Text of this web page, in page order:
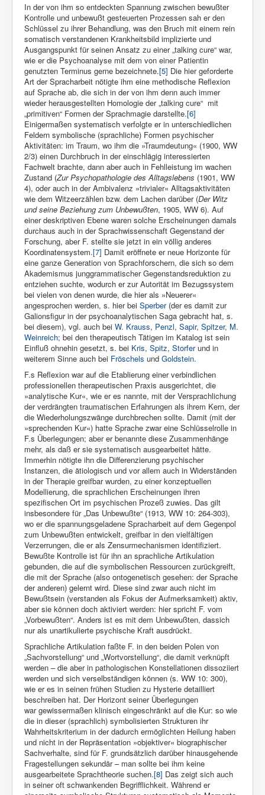
In der von ihm so entdeckten Spannung zwischen bewußter
Kontrolle und unbewußt gesteuerten Prozessen sah er den
Schlüssel zu ihrer Behandlung, was den Bruch mit einem rein
somatisch verstandenen Krankheitsbild implizierte und
Ausgangspunkt für seinen Ansatz zu einer „talking cure“ war,
wie er die Psychoanalyse mit dem von einer Patientin
genutzten Terminus gerne bezeichnete.[5] Die hier geforderte
Art der Spracharbeit nötigte ihm eine methodische Reflexion
auf Sprache ab, die sich in der von ihm denn auch immer
wieder herausgestellten Homologie der „talking cure“ mit
„primitiven“ Formen der Sprachmagie darstellte.[6]
Einigermaßen systematisch verfolgte er in unterschiedlichen
Feldern symbolische (sprachliche) Formen psychischer
Aktivitäten: im Traum, wo ihm die »Traumdeutung« (1900, WW
2/3) einen Durchbruch in der einschlägig interessierten
Fachwelt brachte, dann aber auch in Fehlleistung im wachen
Zustand (Zur Psychopathologie des Alltagslebens (1901, WW
4), oder auch in der Ambivalenz »trivialer« Alltagsaktivitäten
wie dem Witzeerzählen bzw. dem Lachen darüber (Der Witz
und seine Beziehung zum Unbewußten, 1905, WW 6). Auf
einer deskriptiven Ebene waren solche Erscheinungen damals
durchaus auch in der Sprachwissenschaft Gegenstand der
Forschung, aber F. stellte sie jetzt in ein völlig anderes
Koordinatensystem.[7] Damit eröffnete er neue Horizonte für
eine ganze Generation von Sprachforschern, die sich so dem
Akademismus junggrammatischer Gegenstandsreduktion zu
entziehen suchte, wodurch er zur Autorität im Bezugssystem
bei vielen von denen wurde, die hier als »Neuerer«
angesprochen werden, s. hier bei Sperber(der es damit zur
Galionsfigur in der psychoanalytischen Saga gebracht hat, s.
bei diesem), vgl. auch bei W. Krauss, Penzl, Sapir, Spitzer, M.
Weinreich; bei den therapeutisch Tätigen im Katalog ist sein
Einfluß ohnehin gesetzt, s. bei Kris, Spitz, Storferund in
weiterem Sinne auch bei Fröschels und Goldstein.
F.s Reflexion war auf die Etablierung einer verbindlichen
professionellen therapeutischen Praxis ausgerichtet, die
»analytische Kur«, wie er es nannte, mit der Versprachlichung
der verdrängten traumatischen Erfahrungen als ihrem Kern, der
die Wiederholungszwänge durchbrechen sollte. Damit (mit der
»sprechenden Kur«) hatte Sprache zwar eine Schlüsselrolle in
F.s Überlegungen; aber er benannte diese Zusammenhänge
mehr, als daß er sie systematisch ausgearbeitet hätte.
Immerhin nötigte ihn die Differenzierung psychischer
Instanzen, die ätiologisch und vor allem auch in Widerständen
in der Therapie greifbar wurden, zu einer konzeptuellen
Modellierung, die sprachlichen Erscheinungen ihren
spezifischen Ort im psychischen Prozeß zuwies. Das gilt
insbesondere für „Das Unbewußte“ (1913, WW 10: 264-303),
wo er die spannungsgeladene Spracharbeit auf dem Gegenpol
zum Unbewußten entwickelt, greifbar in den vielfältigen
Verzerrungen, die er als Zensurmechanismen identifiziert.
Bewußte Kontrolle ist für ihn an sprachliche Artikulation
gebunden, die auf die symbolischen Ressourcen zurückgreift,
die mit der Sprache (also ontogenetisch gesehen: der Sprache
der anderen) gelernt wird. Diese sind zwar auch nicht im
Bewußtsein (verstanden als Fokus der Aufmerksamkeit) aktiv,
aber sie können doch aktiviert werden: hier spricht F. vom
„Vorbewußten“. Anders ist es mit dem Unbewußten, dassich
nur als unartikulierte psychische Kraft ausdrückt.
Sprachliche Artikulation faßte F. in den beiden Polen von
„Sachvorstellung“ und „Wortvorstellung“, die damit verknüpft
werden – die aber in pathologischen Konstellationen dissoziiert
werden und sich verselbständigen können (s. WW 10: 300),
wie er es in seinen frühen Studien zu Hysterie detailliert
beschreiben hat. Der Horizont seiner Überlegungen
war gewissermaßen klinisch eingeschränkt auf die Kur: so wie
die in dieser (sprachlich) symbolisierten Strukturen ihr
Wahrheitskriterium in der dadurch ermöglichten Heilung haben
und nicht in der Repräsentation »objektiver« biographischer
Sachverhalte, sind für F. grundsätzlich darüber hinausgehende
Fragestellungen sekundär – man sollte bei ihm keine
ausgearbeitete Sprachtheorie suchen.[8] Das zeigt sich auch
in seiner oft schwankenden Begrifflichkeit. Während er